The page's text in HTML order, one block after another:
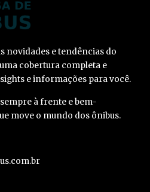
novidades e tendências do
cobertura completa e
e informações para você.
à frente e bem-
move o mundo dos ônibus.